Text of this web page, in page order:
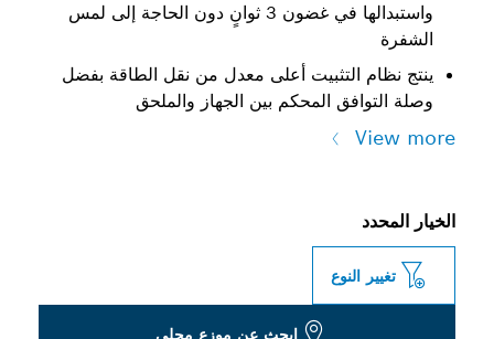
واستبدالها في غضون 3 ثوانٍ دون الحاجة إلى لمس
الشفرة
ينتج نظام التثبيت أعلى معدل من نقل الطاقة بفضل
وصلة التوافق المحكم بين الجهاز والملحق
View more
الخيار المحدد
تغيير النوع
ابحث عن موزع محلي